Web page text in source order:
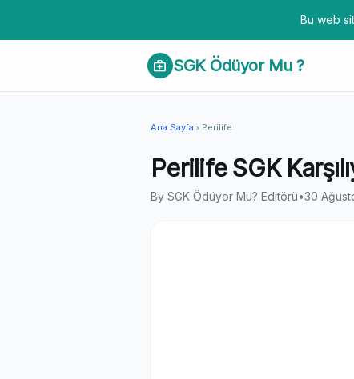
Bu web
medical_services SGK Ödüyor Mu ?
Ana Sayfa chevron_right Perilife
Perilife SGK
By SGK Ödüyor Mu? Editörü•30